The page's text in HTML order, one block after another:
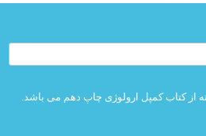
از کتاب کمپل ارولوژی چاپ دهم می باشد.